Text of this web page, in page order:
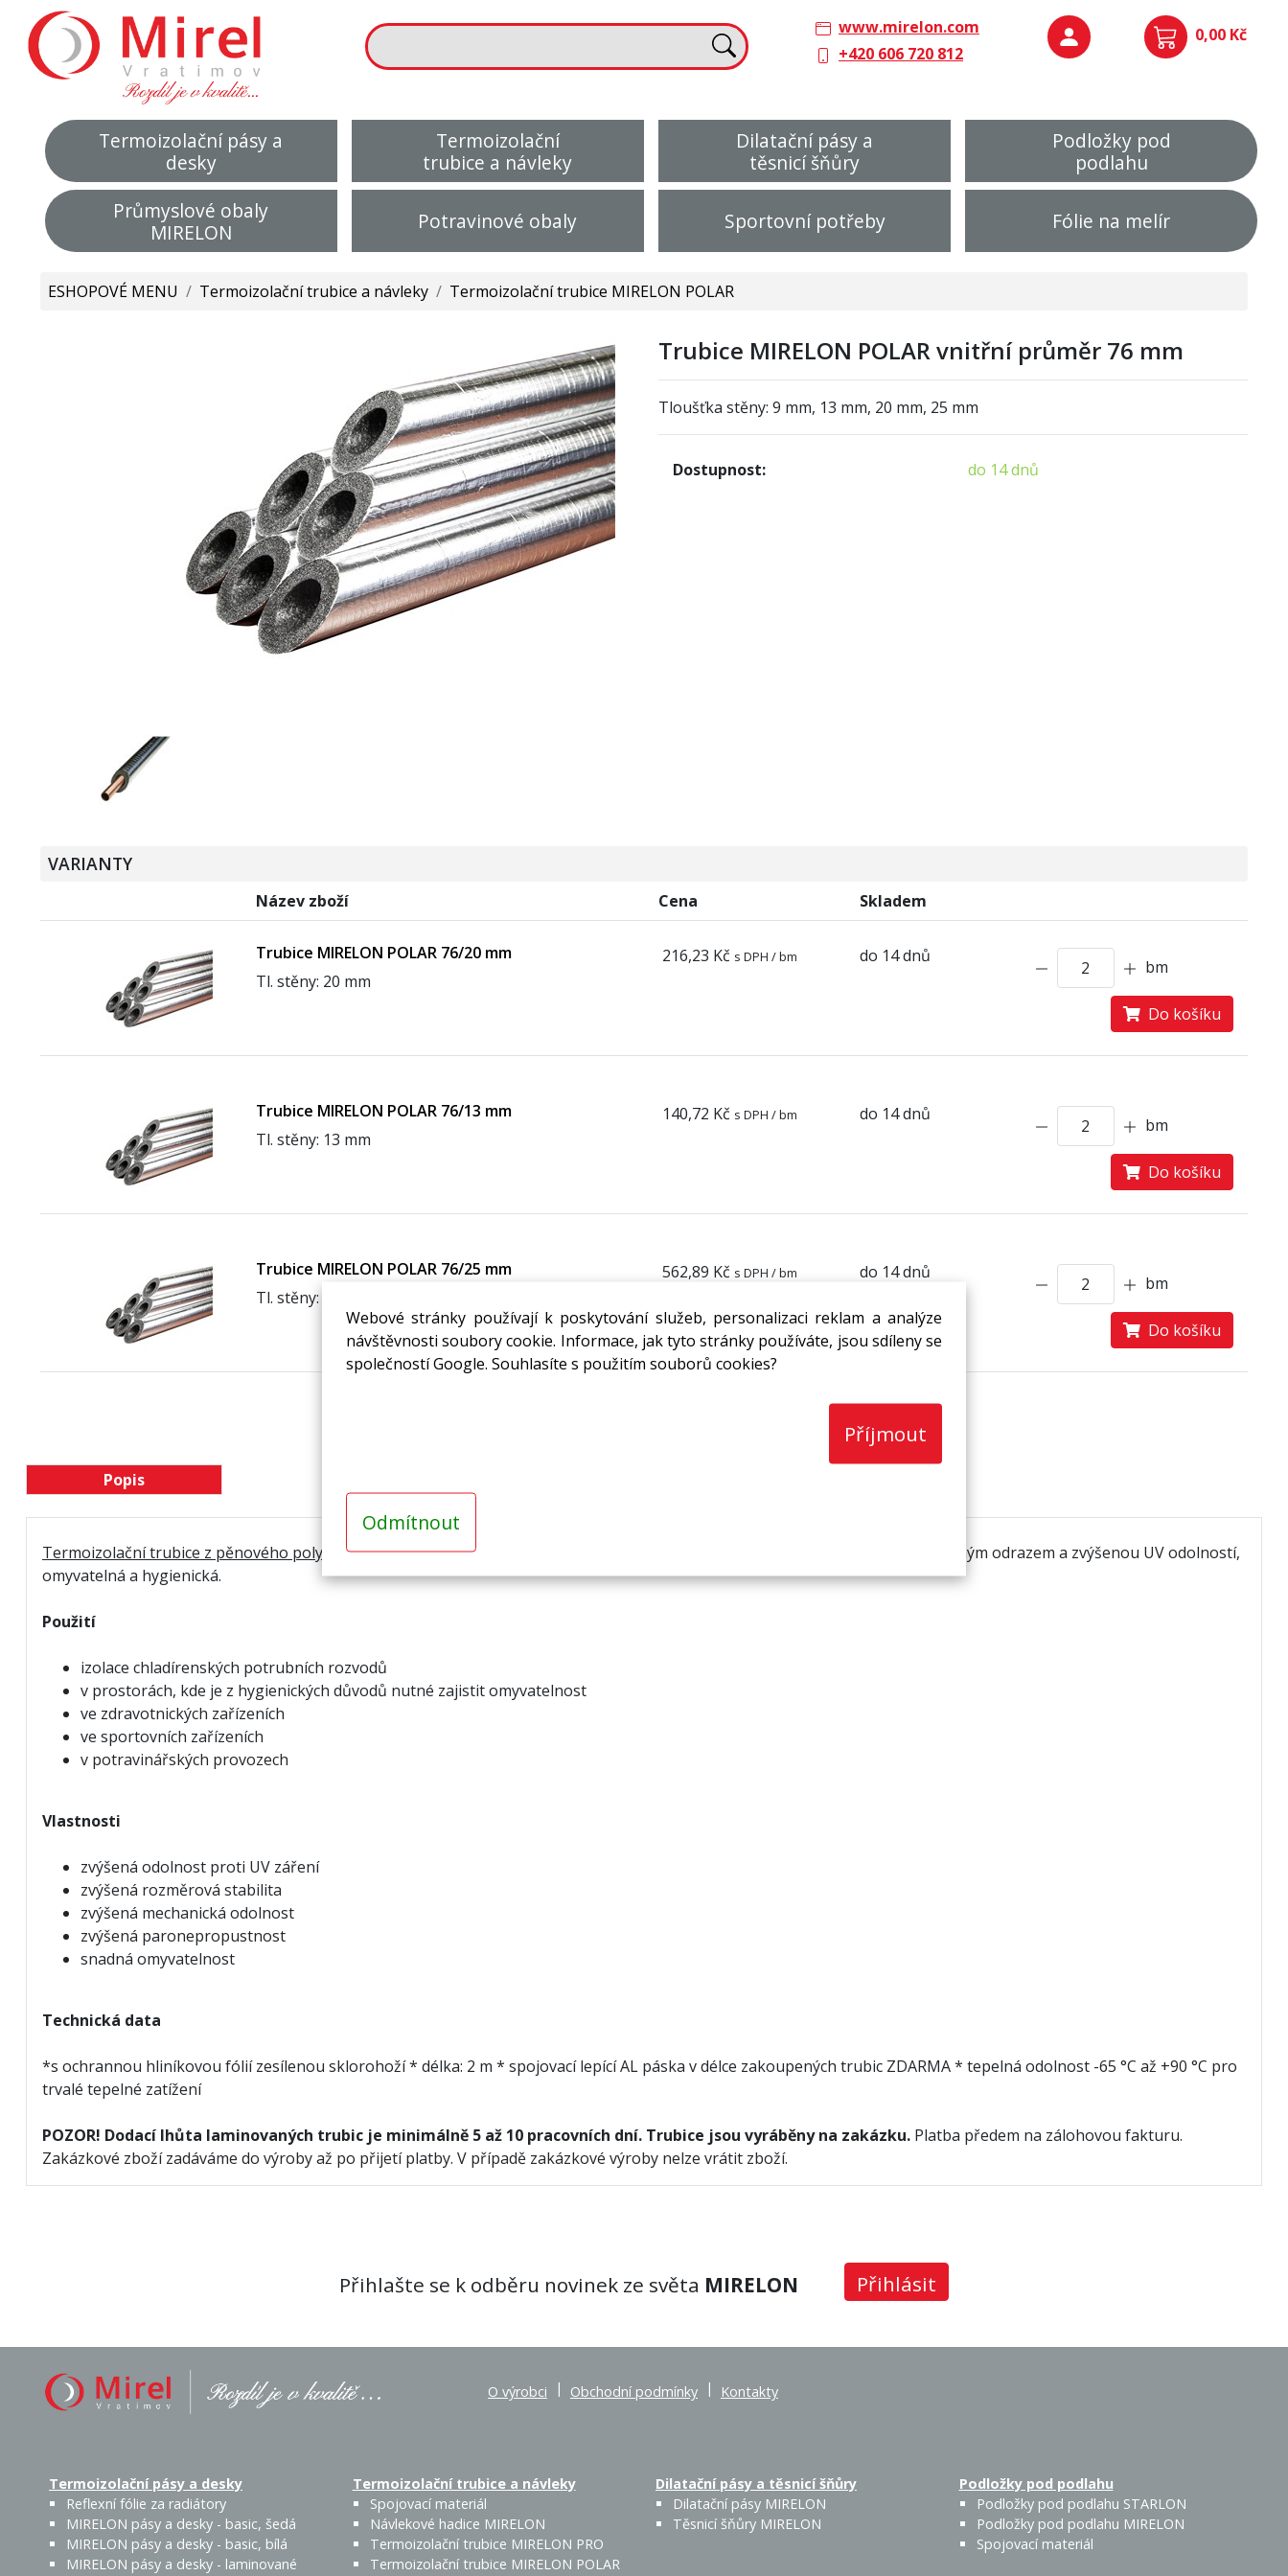
Webové stránky používají k poskytování služeb, personalizaci reklam a analýze
návštěvnosti soubory cookie. Informace, jak tyto stránky používáte, jsou sdíleny se
společností Google. Souhlasíte s použitím souborů cookies?
Příjmout
Odmítnout
www.mirelon.com
+420 606 720 812
0,00 Kč
Termoizolační pásy a
desky
Termoizolační
trubice a návleky
Dilatační pásy a
těsnicí šňůry
Podložky pod
podlahu
Průmyslové obaly
MIRELON
Potravinové obaly Sportovní potřeby Fólie na melír
ESHOPOVÉ MENU / Termoizolační trubice a návleky / Termoizolační trubice MIRELON POLAR
Trubice MIRELON POLAR vnitřní průměr 76 mm
Tloušťka stěny: 9 mm, 13 mm, 20 mm, 25 mm
Dostupnost: do 14 dnů
VARIANTY
Název zboží Cena Skladem
Trubice MIRELON POLAR 76/20 mm
Tl. stěny: 20 mm
216,23 Kč s DPH / bm do 14 dnů
bm
Do košíku
Trubice MIRELON POLAR 76/13 mm
Tl. stěny: 13 mm
140,72 Kč s DPH / bm do 14 dnů
bm
Do košíku
Trubice MIRELON POLAR 76/25 mm
Tl. stěny: 25 mm
562,89 Kč s DPH / bm do 14 dnů
bm
Do košíku
Popis
Termoizolační trubice z pěnového polyetylenu laminovaná zesílenou hliníkovou fólií.
S vynikající tepelnou izolací, zpětným tepelným odrazem a zvýšenou UV odolností,
omyvatelná a hygienická.
Použití
izolace chladírenských potrubních rozvodů
v prostorách, kde je z hygienických důvodů nutné zajistit omyvatelnost
ve zdravotnických zařízeních
ve sportovních zařízeních
v potravinářských provozech
Vlastnosti
zvýšená odolnost proti UV záření
zvýšená rozměrová stabilita
zvýšená mechanická odolnost
zvýšená paronepropustnost
snadná omyvatelnost
Technická data
*s ochrannou hliníkovou fólií zesílenou sklorohoží * délka: 2 m * spojovací lepící AL páska v délce zakoupených trubic ZDARMA * tepelná odolnost -65 °C až +90 °C pro
trvalé tepelné zatížení
POZOR! Dodací lhůta laminovaných trubic je minimálně 5 až 10 pracovních dní. Trubice jsou vyráběny na zakázku. Platba předem na zálohovou fakturu.
Zakázkové zboží zadáváme do výroby až po přijetí platby. V případě zakázkové výroby nelze vrátit zboží.
Přihlašte se k odběru novinek ze světa MIRELON Přihlásit
O výrobci | Obchodní podmínky | Kontakty
Termoizolační pásy a desky
Reflexní fólie za radiátory
MIRELON pásy a desky - basic, šedá
MIRELON pásy a desky - basic, bílá
MIRELON pásy a desky - laminované
Termoizolační trubice a návleky
Spojovací materiál
Návlekové hadice MIRELON
Termoizolační trubice MIRELON PRO
Termoizolační trubice MIRELON POLAR
Dilatační pásy a těsnicí šňůry
Dilatační pásy MIRELON
Těsnicí šňůry MIRELON
Podložky pod podlahu
Podložky pod podlahu STARLON
Podložky pod podlahu MIRELON
Spojovací materiál